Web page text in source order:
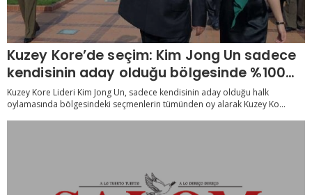
Kuzey Kore’de seçim: Kim Jong Un sadece
kendisinin aday olduğu bölgesinde %100
oy aldı
Kuzey Kore Lideri Kim Jong Un, sadece kendisinin aday olduğu halk
oylamasında bölgesindeki seçmenlerin tümünden oy alarak Kuzey Ko...